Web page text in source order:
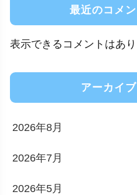
最近のコメン
表示できるコメントはあり
アーカイブ
2026年8月
2026年7月
2026年5月